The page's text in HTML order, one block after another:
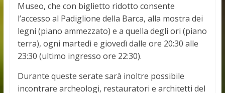
Museo, che con biglietto ridotto consente
l’accesso al Padiglione della Barca, alla mostra dei
legni (piano ammezzato) e a quella degli ori (piano
terra), ogni martedì e giovedì dalle ore 20:30 alle
23:30 (ultimo ingresso ore 22:30).
Durante queste serate sarà inoltre possibile
incontrare archeologi, restauratori e architetti del